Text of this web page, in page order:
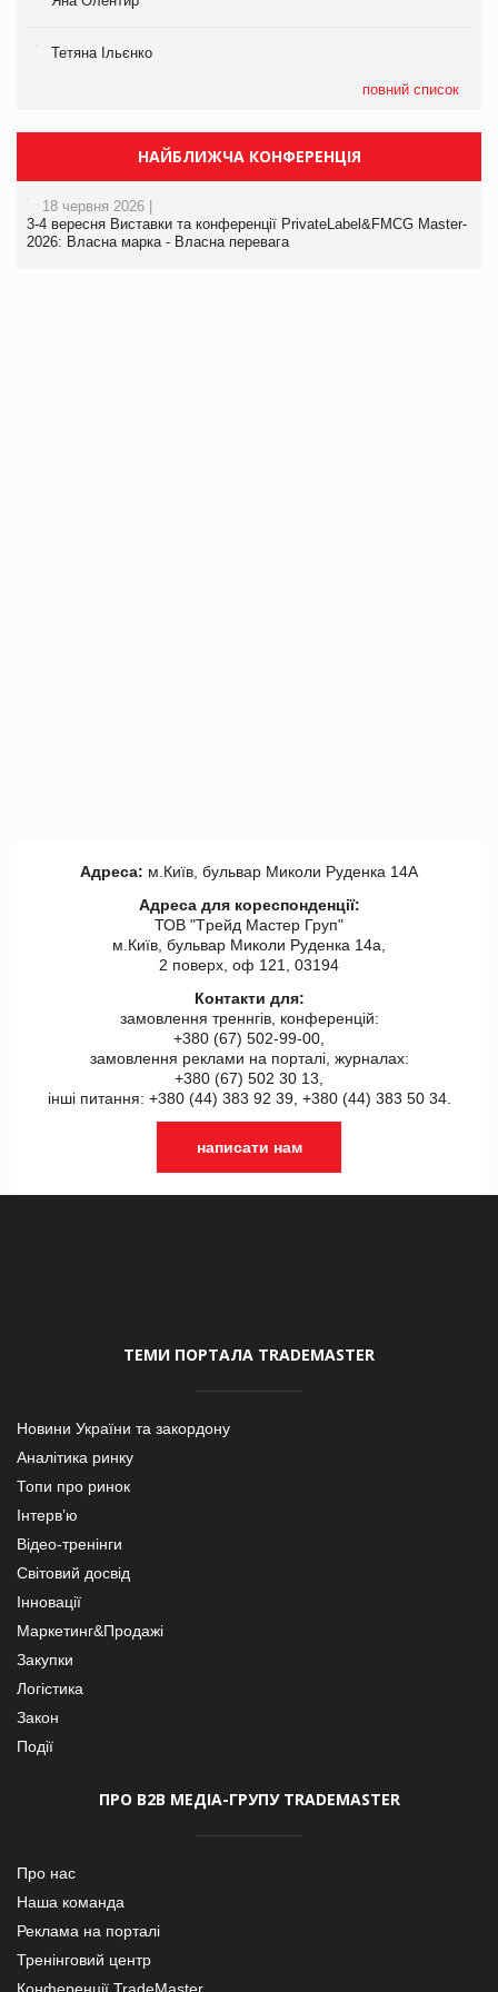
Тетяна Ільєнко
повний список
НАЙБЛИЖЧА КОНФЕРЕНЦІЯ
18 червня 2026 |
3-4 вересня Виставки та конференції PrivateLabel&FMCG Master-
2026: Власна марка - Власна перевага
Адреса: м.Київ, бульвар Миколи Руденка 14А
Адреса для кореспонденції:
ТОВ "Tрейд Мастер Груп"
м.Київ, бульвар Миколи Руденка 14а,
2 поверх, оф 121, 03194
Контакти для:
замовлення треннгів, конференцій:
+380 (67) 502-99-00,
замовлення реклами на порталі, журналах:
+380 (67) 502 30 13,
інші питання: +380 (44) 383 92 39, +380 (44) 383 50 34.
написати нам
ТЕМИ ПОРТАЛА TRADEMASTER
Новини України та закордону
Аналітика ринку
Топи про ринок
Інтерв’ю
Відео-тренінги
Світовий досвід
Інновації
Маркетинг&Продажі
Закупки
Логістика
Закон
Події
ПРО В2В МЕДІА-ГРУПУ TRADEMASTER
Про нас
Наша команда
Реклама на порталі
Тренінговий центр